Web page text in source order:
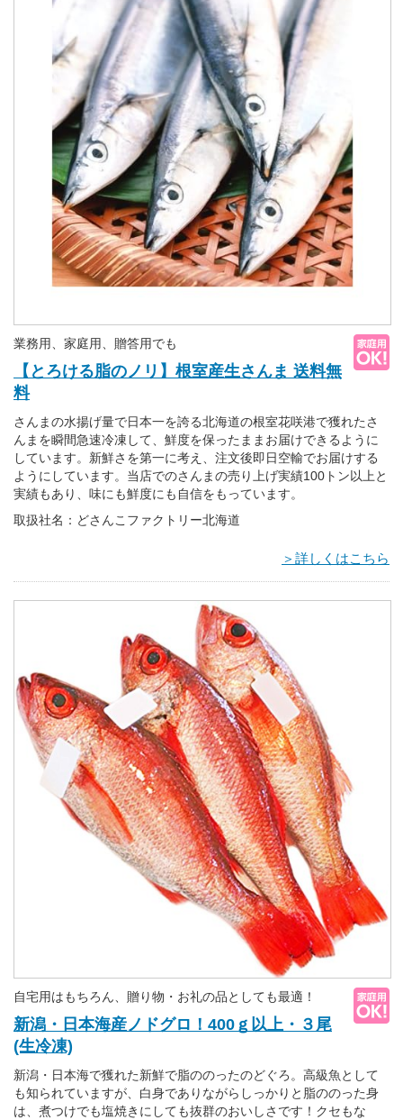
業務用、家庭用、贈答用でも
【とろける脂のノリ】根室産生さんま 送料無
料
さんまの水揚げ量で日本一を誇る北海道の根室花咲港で獲れたさ
んまを瞬間急速冷凍して、鮮度を保ったままお届けできるように
しています。新鮮さを第一に考え、注文後即日空輸でお届けする
ようにしています。当店でのさんまの売り上げ実績100トン以上と
実績もあり、味にも鮮度にも自信をもっています。
取扱社名：どさんこファクトリー北海道
＞詳しくはこちら
自宅用はもちろん、贈り物・お礼の品としても最適！
新潟・日本海産ノドグロ！400ｇ以上・３尾
(生冷凍)
新潟・日本海で獲れた新鮮で脂ののったのどぐろ。高級魚として
も知られていますが、白身でありながらしっかりと脂ののった身
は、煮つけでも塩焼きにしても抜群のおいしさです！クセもな